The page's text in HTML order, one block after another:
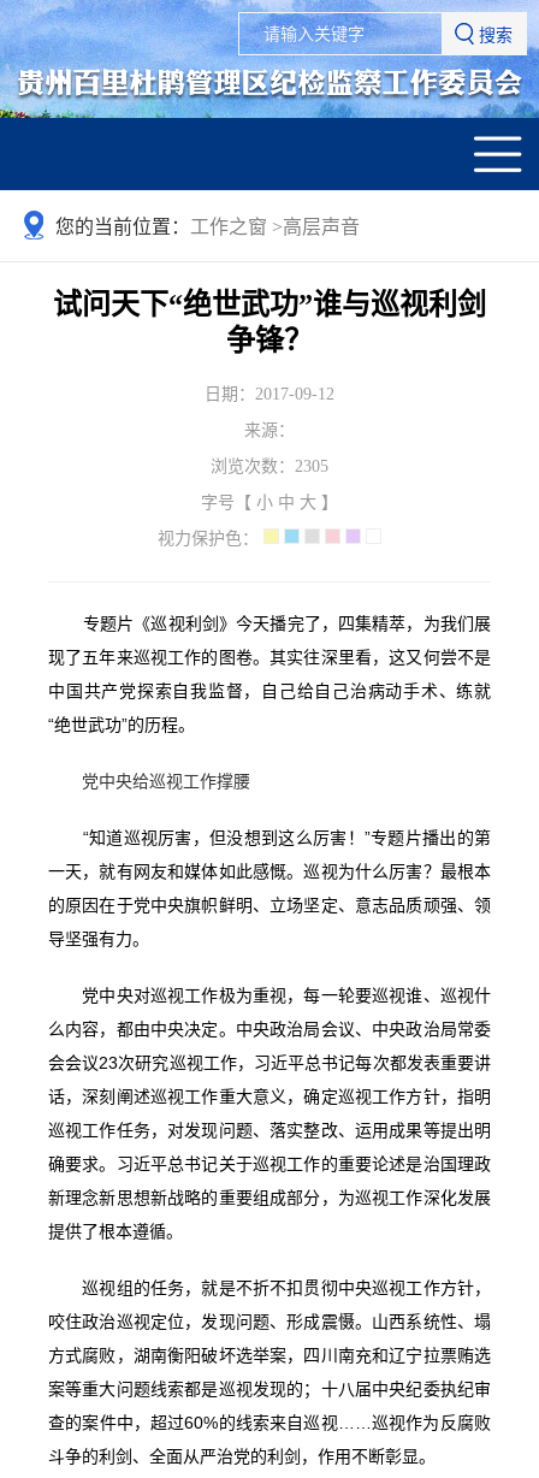
搜索
您的当前位置： 工作之窗 >高层声音
试问天下“绝世武功”谁与巡视利剑
争锋？
日期：2017-09-12
来源：
浏览次数： 2305
字号【 小 中 大 】
视力保护色：
专题片《巡视利剑》今天播完了，四集精萃，为我们展
现了五年来巡视工作的图卷。其实往深里看，这又何尝不是
中国共产党探索自我监督，自己给自己治病动手术、练就
“绝世武功”的历程。
党中央给巡视工作撑腰
“知道巡视厉害，但没想到这么厉害！”专题片播出的第
一天，就有网友和媒体如此感慨。巡视为什么厉害？最根本
的原因在于党中央旗帜鲜明、立场坚定、意志品质顽强、领
导坚强有力。
党中央对巡视工作极为重视，每一轮要巡视谁、巡视什
么内容，都由中央决定。中央政治局会议、中央政治局常委
会会议23次研究巡视工作，习近平总书记每次都发表重要讲
话，深刻阐述巡视工作重大意义，确定巡视工作方针，指明
巡视工作任务，对发现问题、落实整改、运用成果等提出明
确要求。习近平总书记关于巡视工作的重要论述是治国理政
新理念新思想新战略的重要组成部分，为巡视工作深化发展
提供了根本遵循。
巡视组的任务，就是不折不扣贯彻中央巡视工作方针，
咬住政治巡视定位，发现问题、形成震慑。山西系统性、塌
方式腐败，湖南衡阳破坏选举案，四川南充和辽宁拉票贿选
案等重大问题线索都是巡视发现的；十八届中央纪委执纪审
查的案件中，超过60%的线索来自巡视……巡视作为反腐败
斗争的利剑、全面从严治党的利剑，作用不断彰显。